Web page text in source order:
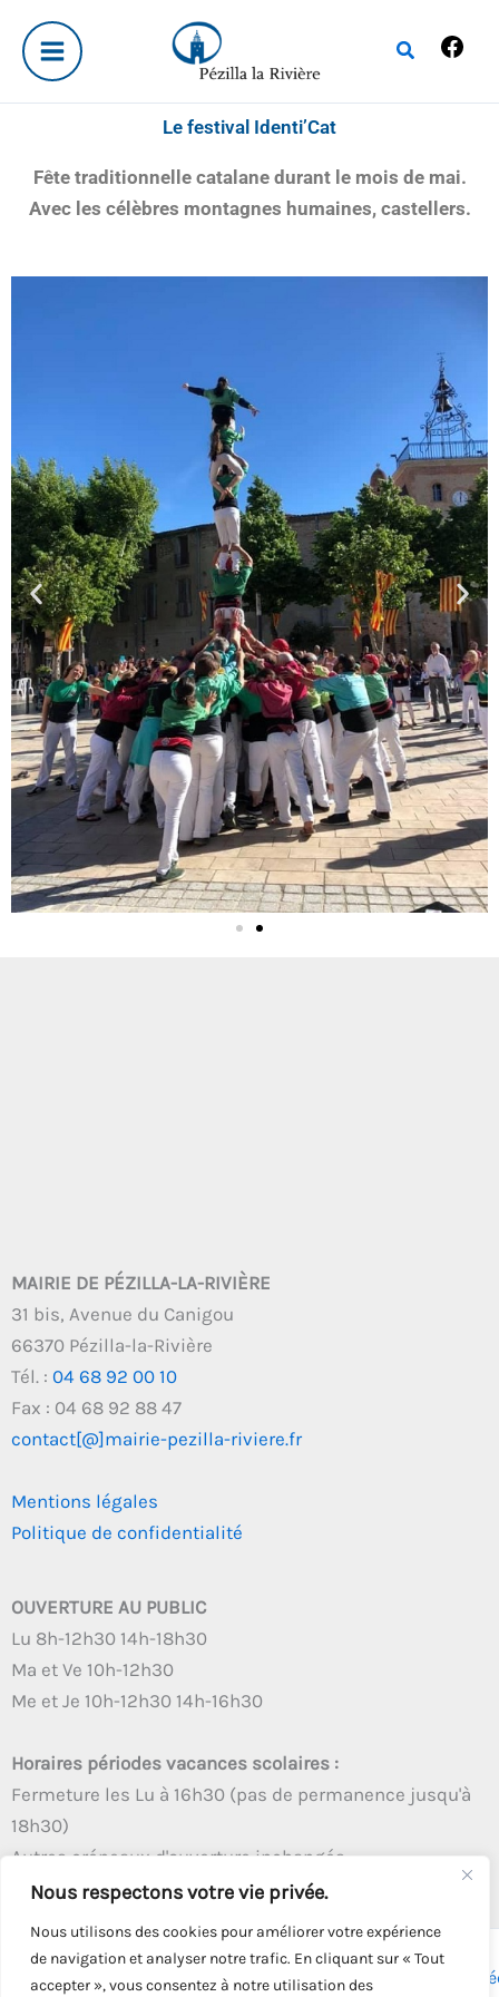
Nous respectons votre vie privée.
Nous utilisons des cookies pour améliorer votre expérience
de navigation et analyser notre trafic. En cliquant sur « Tout
accepter », vous consentez à notre utilisation des
contenu
Rechercher
Le festival Identi’Cat
Fête traditionnelle catalane durant le mois de mai.
Avec les célèbres montagnes humaines, castellers.
MAIRIE DE PÉZILLA-LA-RIVIÈRE
31 bis, Avenue du Canigou
66370 Pézilla-la-Rivière
Tél. : 04 68 92 00 10
Fax : 04 68 92 88 47
contact[@]mairie-pezilla-riviere.fr
Mentions légales
Politique de confidentialité
OUVERTURE AU PUBLIC
Lu 8h-12h30 14h-18h30
Ma et Ve 10h-12h30
Me et Je 10h-12h30 14h-16h30
Horaires périodes vacances scolaires :
Fermeture les Lu à 16h30 (pas de permanence jusqu'à
18h30)
Autres créneaux d'ouverture inchangés
Copyright © 2026 - Tous droits réservés - | Webmaster